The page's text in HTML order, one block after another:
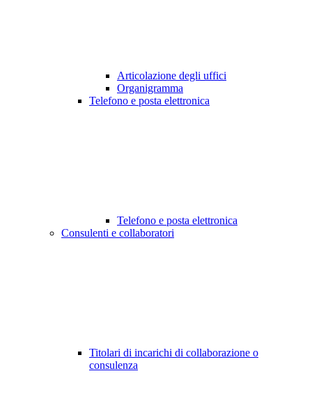
Articolazione degli uffici
Organigramma
Telefono e posta elettronica
Telefono e posta elettronica
Consulenti e collaboratori
Titolari di incarichi di collaborazione o
consulenza